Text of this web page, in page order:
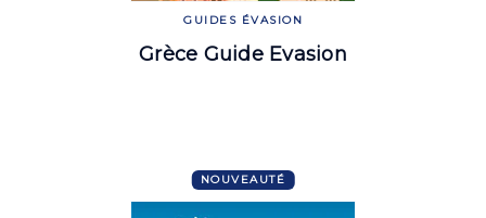
GUIDES ÉVASION
Grèce Guide Evasion
NOUVEAUTÉ